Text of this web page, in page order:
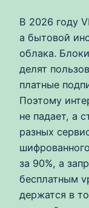
В 2026 году
а бытовой
облака.
делят
платные
Поэтому
не падает, а
разных
за 90%, а
бесплатным
держатся в